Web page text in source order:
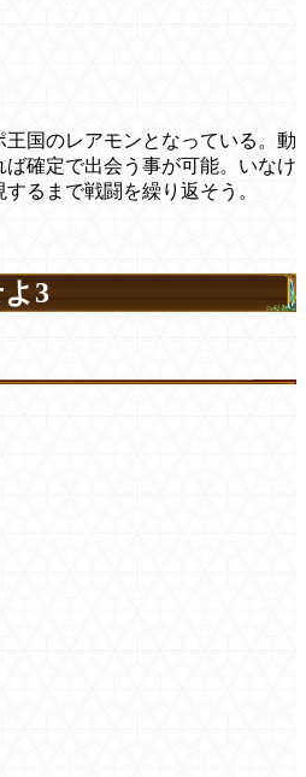
国のレアモンとなっている。動
確定で出会う事が可能。いなけ
るまで戦闘を繰り返そう。
3